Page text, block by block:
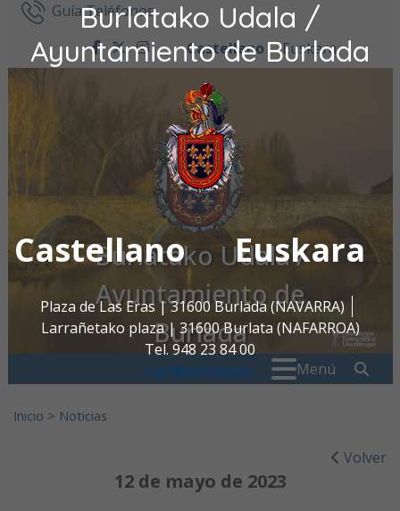
Burlatako Udala /
Ayuntamiento de Burlada
Castellano Euskara
Plaza de Las Eras | 31600 Burlada (NAVARRA)
Larrañetako plaza | 31600 Burlata (NAFARROA)
Tel. 948 23 84 00
oac@burlada.es
Ir al contenidoGuía Teléfonos
facebook
twitter
instagram
Castellano Euskara
Burlatako Udala /
Ayuntamiento de
Burlada
Menú
Inicio > Noticias
Volver
12 de mayo de 2023